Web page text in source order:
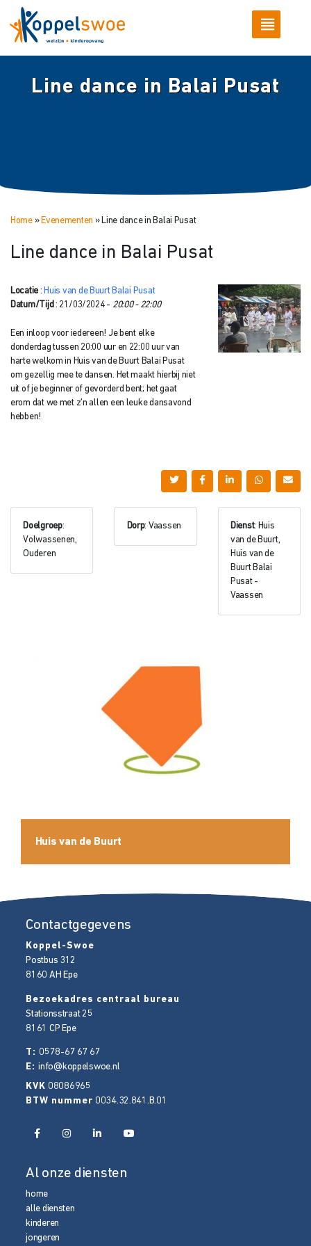
Line dance in Balai Pusat
Home» Evenementen » Line dance in Balai Pusat
Line dance in Balai Pusat
Locatie : Huis van de Buurt Balai Pusat
Datum/Tijd : 21/03/2024 - 20:00 - 22:00
Een inloop voor iedereen! Je bent elke
donderdag tussen 20:00 uur en 22:00 uur van
harte welkom in Huis van de Buurt Balai Pusat
om gezellig mee te dansen. Het maakt hierbij niet
uit of je beginner of gevorderd bent; het gaat
erom dat we met z’n allen een leuke dansavond
hebben!
Doelgroep:
Volwassenen,
Ouderen
Dorp: Vaassen Dienst: Huis
van de Buurt,
Huis van de
Buurt Balai
Pusat -
Vaassen
Huis van de Buurt
Contactgegevens
Koppel-Swoe
Postbus 312
8160 AH Epe
Bezoekadres centraal bureau
Stationsstraat 25
8161 CP Epe
T: 0578-67 67 67
E:info@koppelswoe.nl
KVK 08086965
BTW nummer 0034.32.841.B.01
Al onze diensten
home
alle diensten
kinderen
jongeren